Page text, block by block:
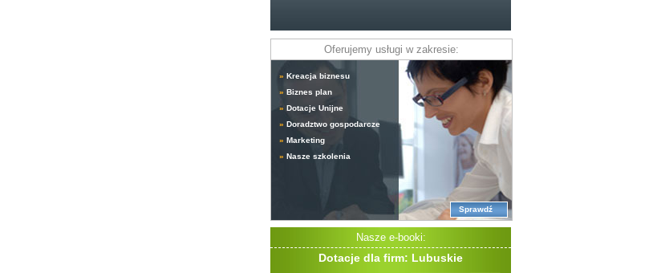
Oferujemy usługi w zakresie:
» Kreacja biznesu
» Biznes plan
» Dotacje Unijne
» Doradztwo gospodarcze
» Marketing
» Nasze szkolenia
Sprawdź
Nasze e-booki:
Dotacje dla firm: Lubuskie